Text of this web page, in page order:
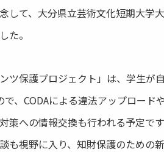
して、大分県立芸術文化短期大学
た。
ツ保護プロジェクト」は、学生が
で、CODAによる違法アップロー
策への情報交換も行われる予定で
も視野に入り、知財保護のための